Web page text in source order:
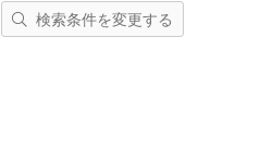
検索条件を変更する